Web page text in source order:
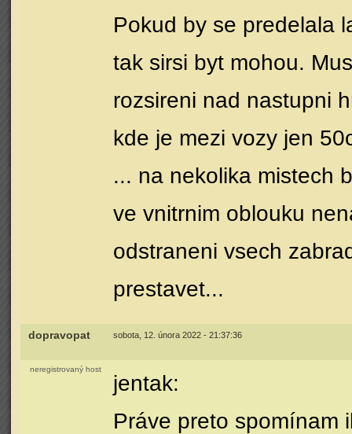
Pokud by se predelala
tak sirsi byt mohou.
rozsireni nad nastupni
kde je mezi vozy jen
... na nekolika mistech
ve vnitrnim oblouku
odstraneni vsech
prestavet...
dopravopat sobota, 12. února 2022 - 21:37:36
neregistrovaný host
jentak:
Práve preto spomínam